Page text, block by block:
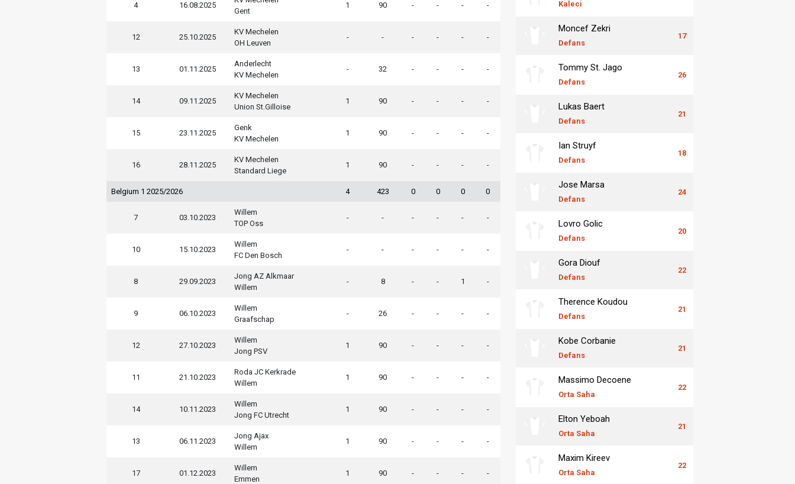
4 16.08.2025
Gent
1 90 - - - -
12 25.10.2025
KV Mechelen
OH Leuven
- - - - - -
13 01.11.2025
Anderlecht
KV Mechelen
- 32 - - - -
14 09.11.2025
KV Mechelen
Union St.Gilloise
1 90 - - - -
15 23.11.2025
Genk
KV Mechelen
1 90 - - - -
16 28.11.2025
KV Mechelen
Standard Liege
1 90 - - - -
Belgium 1 2025/2026 4 423 0 0 0 0
7 03.10.2023
Willem
TOP Oss
- - - - - -
10 15.10.2023
Willem
FC Den Bosch
- - - - - -
8 29.09.2023
Jong AZ Alkmaar
Willem
- 8 - - 1 -
9 06.10.2023
Willem
Graafschap
- 26 - - - -
12 27.10.2023
Willem
Jong PSV
1 90 - - - -
11 21.10.2023
Roda JC Kerkrade
Willem
1 90 - - - -
14 10.11.2023
Willem
Jong FC Utrecht
1 90 - - - -
13 06.11.2023
Jong Ajax
Willem
1 90 - - - -
17 01.12.2023
Willem
Emmen
1 90 - - - -
Kaleci
Moncef Zekri
Defans
17
Tommy St. Jago
Defans
26
Lukas Baert
Defans
21
Ian Struyf
Defans
18
Jose Marsa
Defans
24
Lovro Golic
Defans
20
Gora Diouf
Defans
22
Therence Koudou
Defans
21
Kobe Corbanie
Defans
21
Massimo Decoene
Orta Saha
22
Elton Yeboah
Orta Saha
21
Maxim Kireev
Orta Saha
22